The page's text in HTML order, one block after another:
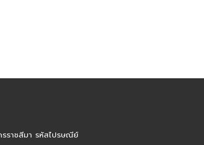
ราชสีมา รหัสไปรษณีย์